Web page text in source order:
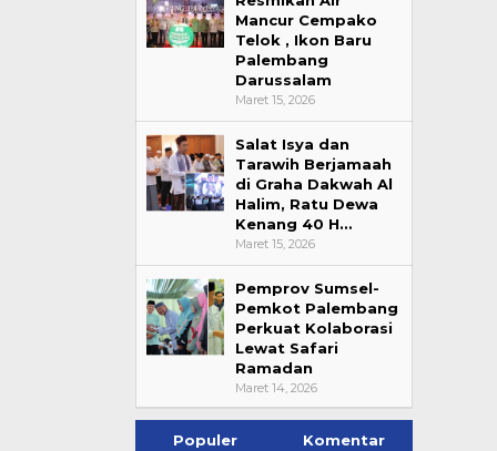
Mancur Cempako
Telok , Ikon Baru
Palembang
Darussalam
Maret 15, 2026
Salat Isya dan
Tarawih Berjamaah
di Graha Dakwah Al
Halim, Ratu Dewa
Kenang 40 H…
Maret 15, 2026
Pemprov Sumsel-
Pemkot Palembang
Perkuat Kolaborasi
Lewat Safari
Ramadan
Maret 14, 2026
Populer Komentar